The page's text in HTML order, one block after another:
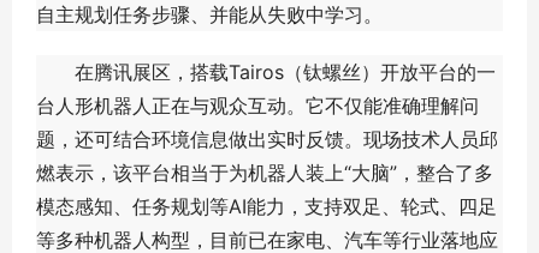
自主规划任务步骤、并能从失败中学习。
在腾讯展区，搭载Tairos（钛螺丝）开放平台的一
台人形机器人正在与观众互动。它不仅能准确理解问
题，还可结合环境信息做出实时反馈。现场技术人员邱
燃表示，该平台相当于为机器人装上“大脑”，整合了多
模态感知、任务规划等AI能力，支持双足、轮式、四足
等多种机器人构型，目前已在家电、汽车等行业落地应